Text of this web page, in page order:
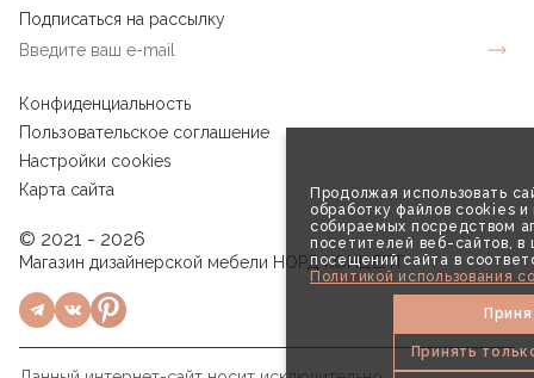
Продолжая использовать
обработку файлов cookies и
собираемых посредством
посетителей веб-сайтов, в
посещений сайта в
Политикой использования
Принять
Подписаться на рассылку
Конфиденциальность
Пользовательское соглашение
Настройки cookies
Карта сайта
© 2021 - 2026
Магазин дизайнерской мебели НОРД КОНЦЕПТ